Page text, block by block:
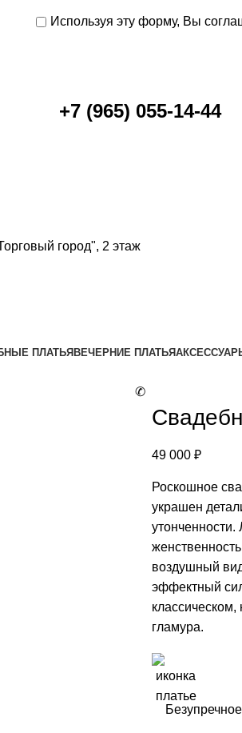
Используя эту форму, Вы
+7 (965) 055-14-44
город", 2 этаж
ПЛАТЬЯ ВЕЧЕРНИЕ ПЛАТЬЯ
✆
49 000 ₽
Роскошное
украшен
воздушный
эффектный
гламура.